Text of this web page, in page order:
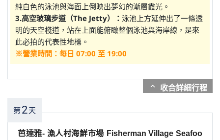
純白色的泳池與海面上倒映出夢幻的漸層霞光。
3.高空玻璃步道（The Jetty）： 泳池上方延伸出了一條透
明的天空棧道，站在上面能俯瞰整個泳池與海岸線，是來
此必拍的代表性地標。
※營業時間：每日 07:00 至 19:00
expand_more
第2天
芭達雅- 漁人村海鮮市場 Fisherman Village Seafoo